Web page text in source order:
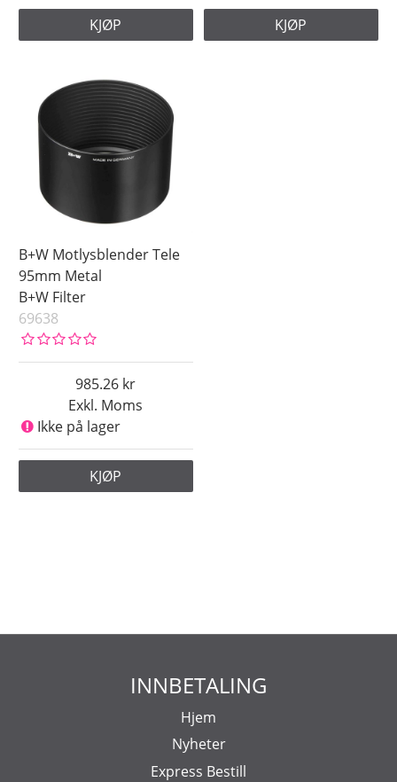
KJØP KJØP
B+W Motlysblender Tele
95mm Metal
B+W Filter
69638
Exkl. Moms
985.26
Ikke på lager
KJØP
INNBETALING
Hjem
Nyheter
Express Bestill